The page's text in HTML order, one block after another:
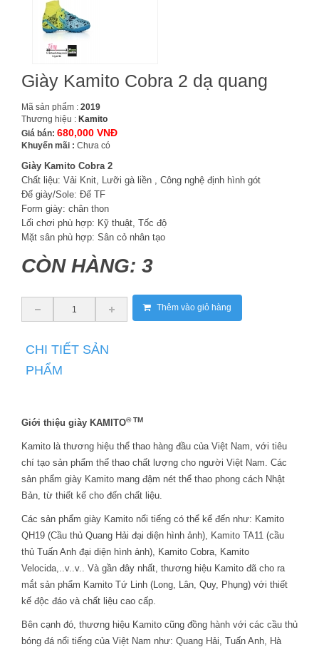
Giày Kamito Cobra 2 dạ quang
Mã sản phẩm : 2019
Thương hiệu : Kamito
Giá bán: 680,000 VNĐ
Khuyến mãi : Chưa có
Giày Kamito Cobra 2
Chất liệu: Vải Knit, Lưỡi gà liền , Công nghệ định hình gót
Đế giày/Sole: Đế TF
Form giày: chân thon
Lối chơi phù hợp: Kỹ thuật, Tốc độ
Mặt sân phù hợp: Sân cỏ nhân tạo
CÒN HÀNG: 3
Thêm vào giỏ hàng
CHI TIẾT SẢN
PHẨM
Giới thiệu giày KAMITO® TM
Kamito là thương hiệu thể thao hàng đầu của Việt Nam, với tiêu
chí tạo sản phẩm thể thao chất lượng cho người Việt Nam. Các
sản phẩm giày Kamito mang đậm nét thể thao phong cách Nhật
Bản, từ thiết kế cho đến chất liệu.
Các sản phẩm giày Kamito nổi tiếng có thể kể đến như: Kamito
QH19 (Cầu thủ Quang Hải đại diện hình ảnh), Kamito TA11 (cầu
thủ Tuấn Anh đại diện hình ảnh), Kamito Cobra, Kamito
Velocida,..v..v.. Và gần đây nhất, thương hiệu Kamito đã cho ra
mắt sản phẩm Kamito Tứ Linh (Long, Lân, Quy, Phụng) với thiết
kế độc đáo và chất liệu cao cấp.
Bên cạnh đó, thương hiệu Kamito cũng đồng hành với các cầu thủ
bóng đá nổi tiếng của Việt Nam như: Quang Hải, Tuấn Anh, Hà